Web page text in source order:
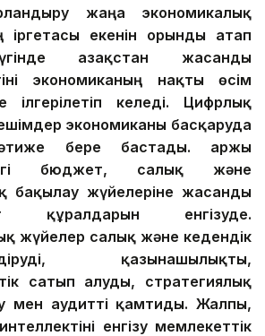
жаңа экономикалық
іргетасы екенін орынды атап
Қазақстан жасанды
экономиканың нақты өсім
ілгерілетіп келеді. Цифрлық
экономиканы басқаруда
бере бастады. Қаржы
бюджет, салық және
бақылау жүйелеріне жасанды
құралдарын енгізуде.
жүйелер салық және кедендік
қазынашылықты,
сатып алуды, стратегиялық
мен аудитті қамтиды. Жалпы,
ні енгізу мемлекеттік